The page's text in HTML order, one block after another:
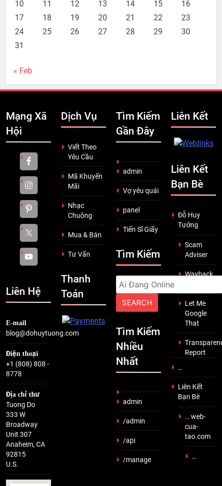
10
11 12 13 14 15
16
17
18 19 20 21 22
23
24
25 26 27 28 29
30
31
« Feb
Mạng Xã
Hội
Liên Hệ
E-mail
blog@dohuytuong.com
Điện thoại
+1 (808) 808 -
8778
Địa chỉ thư
Tuong Do
333 W
Broadway
Unit 307
Anaheim, CA
92815
U.S.
Dịch Vụ
Viết Theo
Yêu Cầu
Mã Khuyến
Mãi
Nhạc
Chuông
Mua & Bán
Tư Vấn
Thanh
Toán
Tìm Kiếm
Gần Đây
admin
Vợ yêu quái
panel
Tiến Sĩ Giấy
Tìm Kiếm
Search
for:
Tìm Kiếm
Nhiều
Nhất
admin
/admin
/api
/manage
Liên Kết
Liên Kết
Bạn Bè
Đỗ Huy
Tưởng
Scam
Adviser
Wayback
Let Me
Google
That
Report
…
Liên Kết
Bạn Bè
… web-
cua-
tao.com
…